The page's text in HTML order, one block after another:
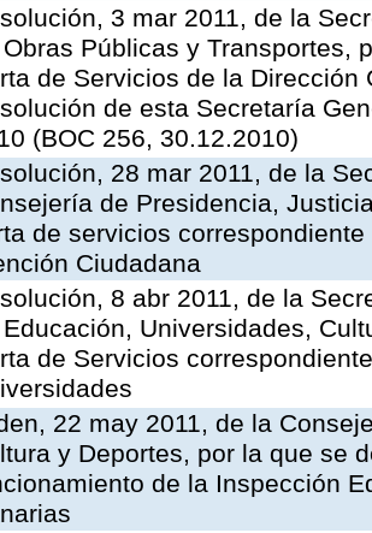
3 mar 2011, de la
Públicas y Transportes,
de Servicios de la
de esta Secretaría
(BOC 256, 30.12.2010)
28 mar 2011, de la
de Presidencia,
de servicios
Ciudadana
8 abr 2011, de la
Universidades,
de Servicios
22 may 2011, de la
y Deportes, por la que se
de la Inspección